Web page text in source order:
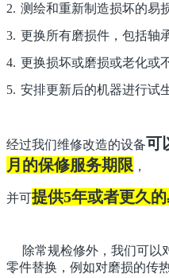
2. 测绘和重新制造损坏的易
3. 更换所有磨损件，包括轴
4. 更换损坏或磨损或老化或
5. 安排更新后的机器进行试
经过我们维修改造的设备可
月的保修服务期限 ，
并可提供5年或者更久
除常规检修外，我们可以
零件替换，例如对磨损的传